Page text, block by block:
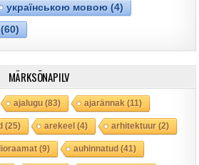
українською мовою (4)
(60)
MÄRKSÕNAPILV
ajalugu(83) ajarännak (11)
(25) arekeel(4) arhitektuur(2)
(9) auhinnatud(41)